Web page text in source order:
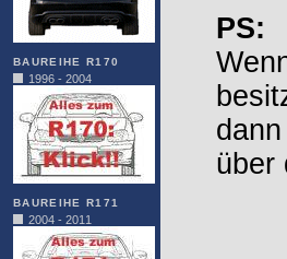
BAUREIHE R170
1996 - 2004
BAUREIHE R171
2004 - 2011
PS:
über